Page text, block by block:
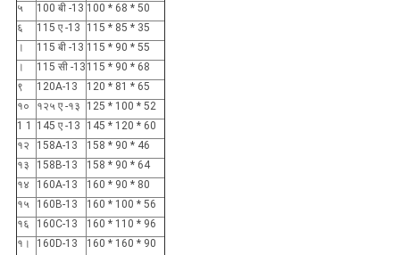
५
100 बी -13 100 * 68 * 50
६
115 ए -13
115 * 85 * 35
।
115 बी -13 115 * 90 * 55
।
115 सी -13 115 * 90 * 68
९
120A-13
120 * 81 * 65
१०
१२५ ए -१३
125 * 100 * 52
1 1
145 ए -13
145 * 120 * 60
१२
158A-13
158 * 90 * 46
१३
158B-13
158 * 90 * 64
१४
160A-13
160 * 90 * 80
१५
160B-13
160 * 100 * 56
१६
160C-13
160 * 110 * 96
१।
160D-13
160 * 160 * 90